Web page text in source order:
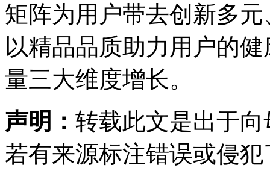
矩阵为用户带去创新多
以精品品质助力用户的
量三大维度增长。
声明： 转载此文是出于
若有来源标注错误或侵